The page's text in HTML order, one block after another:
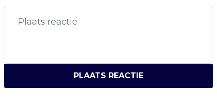
PLAATS REACTIE